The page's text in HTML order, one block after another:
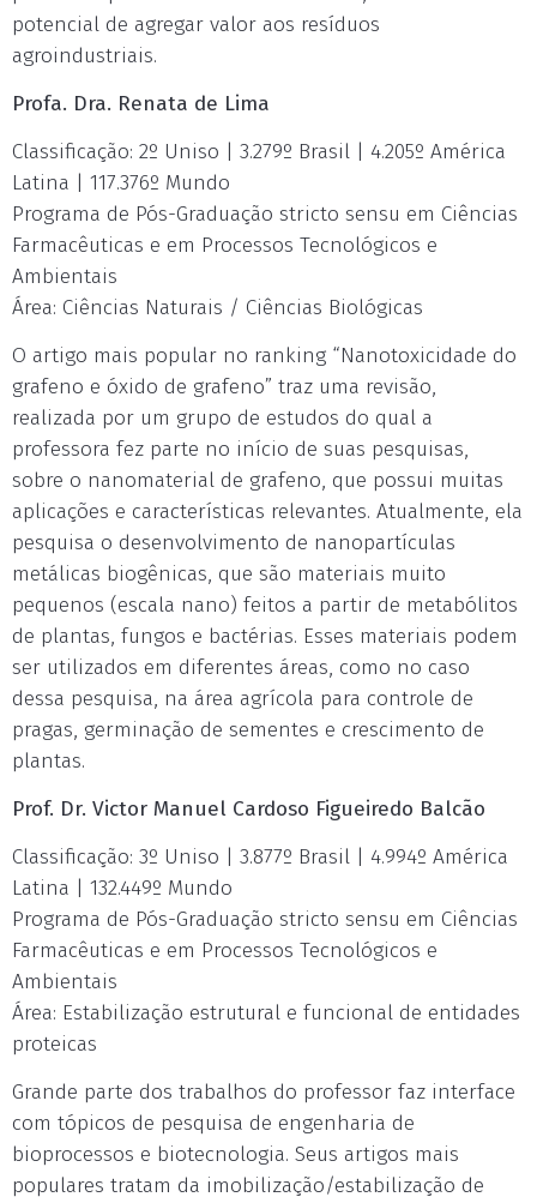
potencial de agregar valor aos resíduos
agroindustriais.
Profa. Dra. Renata de Lima
Classificação: 2º Uniso | 3.279º Brasil | 4.205º América
Latina | 117.376º Mundo
Programa de Pós-Graduação stricto sensu em Ciências
Farmacêuticas e em Processos Tecnológicos e
Ambientais
Área: Ciências Naturais / Ciências Biológicas
O artigo mais popular no ranking “Nanotoxicidade do
grafeno e óxido de grafeno” traz uma revisão,
realizada por um grupo de estudos do qual a
professora fez parte no início de suas pesquisas,
sobre o nanomaterial de grafeno, que possui muitas
aplicações e características relevantes. Atualmente, ela
pesquisa o desenvolvimento de nanopartículas
metálicas biogênicas, que são materiais muito
pequenos (escala nano) feitos a partir de metabólitos
de plantas, fungos e bactérias. Esses materiais podem
ser utilizados em diferentes áreas, como no caso
dessa pesquisa, na área agrícola para controle de
pragas, germinação de sementes e crescimento de
plantas.
Prof. Dr. Victor Manuel Cardoso Figueiredo Balcão
Classificação: 3º Uniso | 3.877º Brasil | 4.994º América
Latina | 132.449º Mundo
Programa de Pós-Graduação stricto sensu em Ciências
Farmacêuticas e em Processos Tecnológicos e
Ambientais
Área: Estabilização estrutural e funcional de entidades
proteicas
Grande parte dos trabalhos do professor faz interface
com tópicos de pesquisa de engenharia de
bioprocessos e biotecnologia. Seus artigos mais
populares tratam da imobilização/estabilização de